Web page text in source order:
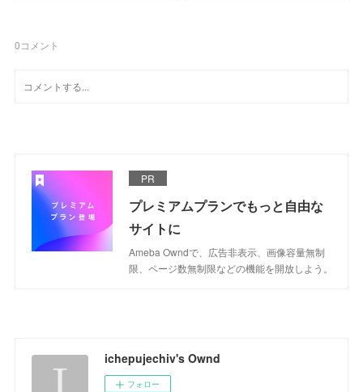
0コメント
PR
プレミアムプランでもっと自由な
サイトに
Ameba Owndで、広告非表示、画像容量無制
限、ページ数無制限などの機能を開放しよう。
ichepujechiv's Ownd
フォロー